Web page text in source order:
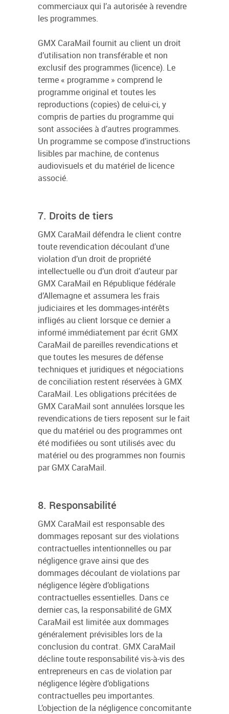
commerciaux qui l’a autorisée à revendre
les programmes.
GMX CaraMail fournit au client un droit
d’utilisation non transférable et non
exclusif des programmes (licence). Le
terme « programme » comprend le
programme original et toutes les
reproductions (copies) de celui-ci, y
compris de parties du programme qui
sont associées à d’autres programmes.
Un programme se compose d’instructions
lisibles par machine, de contenus
audiovisuels et du matériel de licence
associé.
7. Droits de tiers
GMX CaraMail défendra le client contre
toute revendication découlant d’une
violation d’un droit de propriété
intellectuelle ou d’un droit d’auteur par
GMX CaraMail en République fédérale
d’Allemagne et assumera les frais
judiciaires et les dommages-intérêts
infligés au client lorsque ce dernier a
informé immédiatement par écrit GMX
CaraMail de pareilles revendications et
que toutes les mesures de défense
techniques et juridiques et négociations
de conciliation restent réservées à GMX
CaraMail. Les obligations précitées de
GMX CaraMail sont annulées lorsque les
revendications de tiers reposent sur le fait
que du matériel ou des programmes ont
été modifiées ou sont utilisés avec du
matériel ou des programmes non fournis
par GMX CaraMail.
8. Responsabilité
GMX CaraMail est responsable des
dommages reposant sur des violations
contractuelles intentionnelles ou par
négligence grave ainsi que des
dommages découlant de violations par
négligence légère d’obligations
contractuelles essentielles. Dans ce
dernier cas, la responsabilité de GMX
CaraMail est limitée aux dommages
généralement prévisibles lors de la
conclusion du contrat. GMX CaraMail
décline toute responsabilité vis-à-vis des
entrepreneurs en cas de violation par
négligence légère d’obligations
contractuelles peu importantes.
L’objection de la négligence concomitante